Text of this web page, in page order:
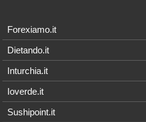
Forexiamo.it
Dietando.it
Inturchia.it
Ioverde.it
Sushipoint.it